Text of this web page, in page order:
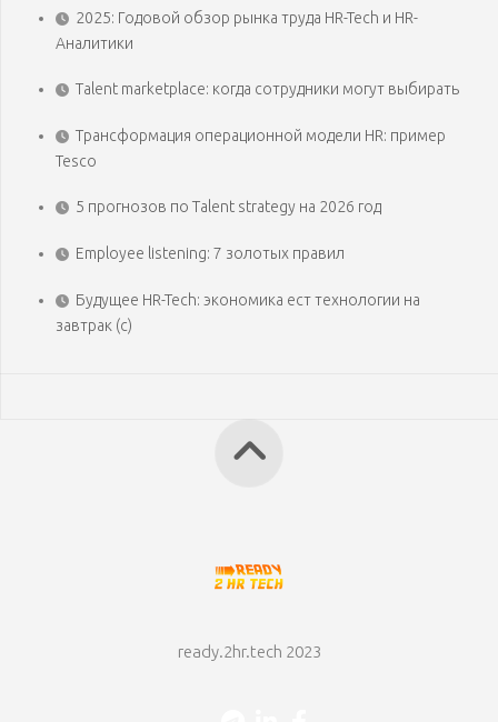
2025: Годовой обзор рынка труда HR-Tech и HR-
Аналитики
Talent marketplace: когда сотрудники могут выбирать
Трансформация операционной модели HR: пример
Tesco
5 прогнозов по Talent strategy на 2026 год
Employee listening: 7 золотых правил
Будущее HR-Tech: экономика ест технологии на
завтрак (с)
ready.2hr.tech 2023